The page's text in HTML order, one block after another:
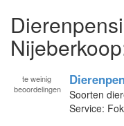
te weinig
beoordelingen
Soorten
Service: